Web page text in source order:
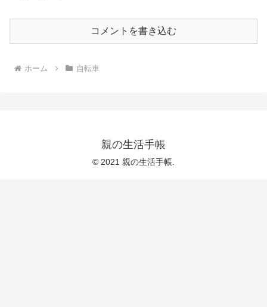
コメントを書き込む
ホーム 自転車
親の生活手帳
© 2021 親の生活手帳.